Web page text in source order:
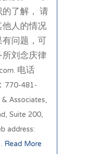
了解， 请
人的情况
问题，可
刘念庆律
电话
481-
Associates,
Suite 200,
address:
Read More